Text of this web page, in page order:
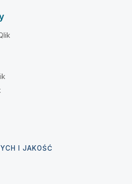
I JAKOŚĆ